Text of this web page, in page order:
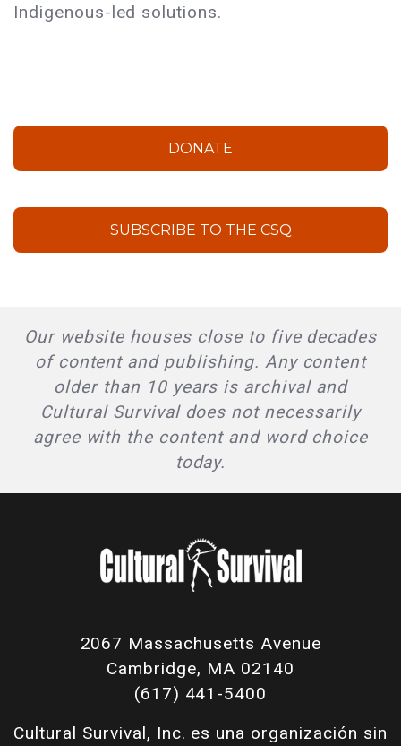
Indigenous-led solutions.
DONATE
SUBSCRIBE TO THE CSQ
Our website houses close to five decades
of content and publishing. Any content
older than 10 years is archival and
Cultural Survival does not necessarily
agree with the content and word choice
today.
2067 Massachusetts Avenue
Cambridge, MA 02140
(617) 441-5400
Cultural Survival, Inc. es una organización sin